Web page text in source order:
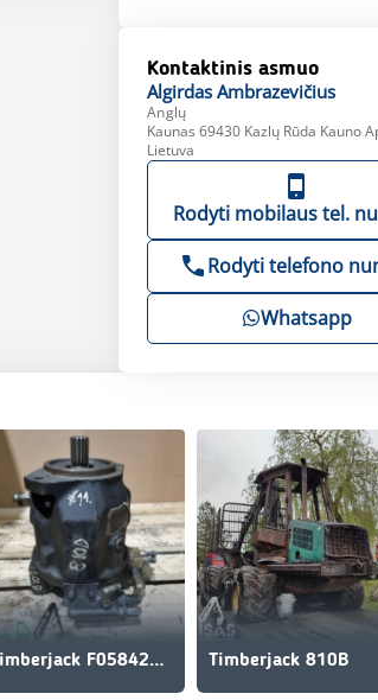
Kontaktinis asmuo
Algirdas Ambrazevičius
Anglų
Kaunas 69430 Kazlų Rūda Kauno
Lietuva
Rodyti mobilaus tel.
Rodyti telefono
Whatsapp
Timberjack F058423 PG201567 810D Hydraulic Pump Timberjack 810B